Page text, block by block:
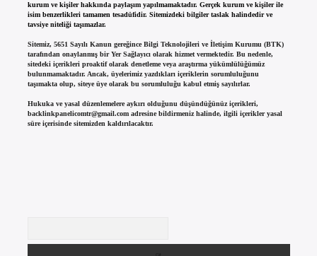
kurum ve kişiler hakkında paylaşım yapılmamaktadır. Gerçek kurum ve kişiler ile
isim benzerlikleri tamamen tesadüfidir. Sitemizdeki bilgiler taslak halindedir ve
tavsiye niteliği taşımazlar.
Sitemiz, 5651 Sayılı Kanun gereğince Bilgi Teknolojileri ve İletişim Kurumu (BTK)
tarafından onaylanmış bir Yer Sağlayıcı olarak hizmet vermektedir. Bu nedenle,
sitedeki içerikleri proaktif olarak denetleme veya araştırma yükümlülüğümüz
bulunmamaktadır. Ancak, üyelerimiz yazdıkları içeriklerin sorumluluğunu
taşımakta olup, siteye üye olarak bu sorumluluğu kabul etmiş sayılırlar.
Hukuka ve yasal düzenlemelere aykırı olduğunu düşündüğünüz içerikleri,
backlinkpanelicomtr@gmail.comadresine bildirmeniz halinde, ilgili içerikler yasal
süre içerisinde sitemizden kaldırılacaktır.